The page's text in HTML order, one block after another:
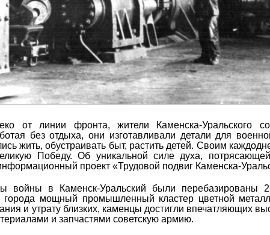
от линии фронта, жители Каменска-Уральского
без отдыха, они изготавливали детали для
жить, обустраивать быт, растить детей. Своим
Победу. Об уникальной силе духа,
проект «Трудовой подвиг Каменска-
войны в Каменск-Уральский были перебазированы
города мощный промышленный кластер цветной
и утрату близких, каменцы достигли впечатляющих
и запчастями советскую армию.